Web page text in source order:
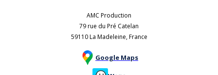
AMC Production
79 rue du Pré Catelan
59110 La Madeleine, France
Google Maps